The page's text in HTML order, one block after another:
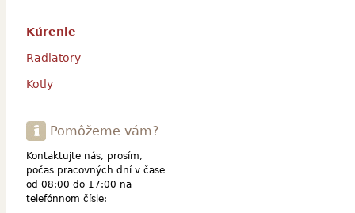
Kúrenie
Radiatory
Kotly
Pomôžeme vám?
Kontaktujte nás, prosím,
počas pracovných dní v čase
od 08:00 do 17:00 na
telefónnom čísle: